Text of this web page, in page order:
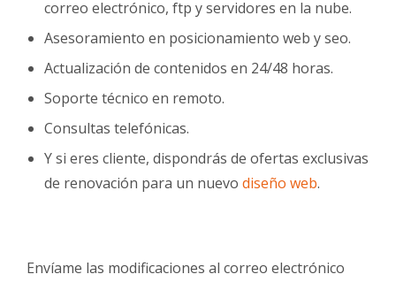
correo electrónico, ftp y servidores en la nube.
Asesoramiento en posicionamiento web y seo.
Actualización de contenidos en 24/48 horas.
Soporte técnico en remoto.
Consultas telefónicas.
Y si eres cliente, dispondrás de ofertas exclusivas
de renovación para un nuevo diseño web.
Envíame las modificaciones al correo electrónico